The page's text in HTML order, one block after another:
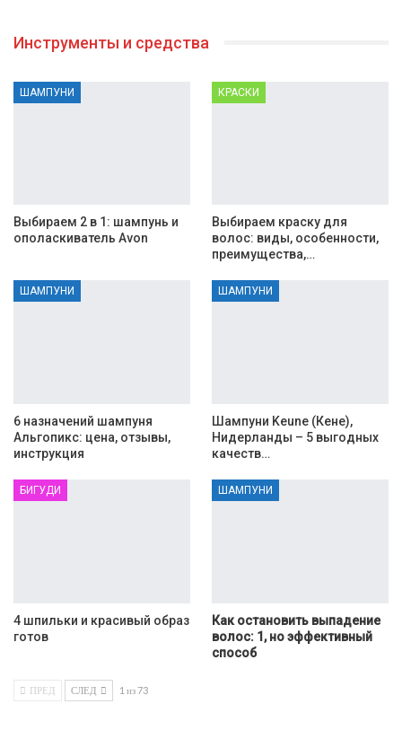
Инструменты и средства
ШАМПУНИ
Выбираем 2 в 1: шампунь и
ополаскиватель Avon
КРАСКИ
Выбираем краску для
волос: виды, особенности,
преимущества,…
ШАМПУНИ
6 назначений шампуня
Альгопикс: цена, отзывы,
инструкция
ШАМПУНИ
Шампуни Keune (Кене),
Нидерланды – 5 выгодных
качеств…
БИГУДИ
4 шпильки и красивый образ
готов
ШАМПУНИ
Как остановить выпадение
волос: 1, но эффективный
способ
ПРЕД СЛЕД 1 из 73